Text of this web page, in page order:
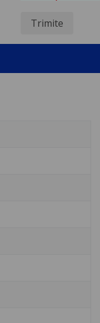
Trimite